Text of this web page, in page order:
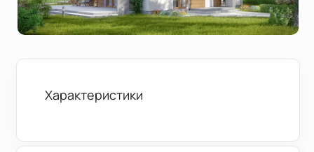
Характеристики